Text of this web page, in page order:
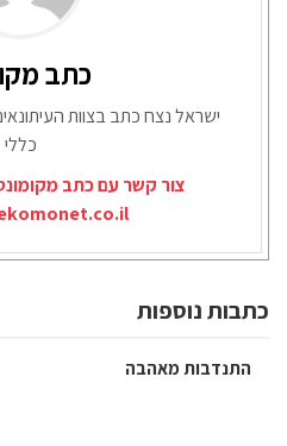
כתב
ישראל נצח כתב בצוות
כללי
צור קשר עם כתב
כתבות נוספות
התנדבות מאהבה